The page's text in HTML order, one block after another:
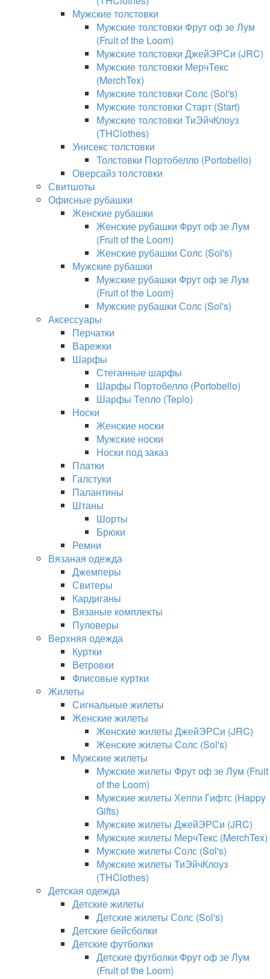
Мужские толстовки
Мужские толстовки Фрут оф зе Лум
(Fruit of the Loom)
Мужские толстовки ДжейЭРСи (JRC)
Мужские толстовки МерчТекс
(MerchTex)
Мужские толстовки Солс (Sol's)
Мужские толстовки Старт (Start)
Мужские толстовки ТиЭйчКлоуз
(THClothes)
Унисекс толстовки
Толстовки Портобелло (Portobello)
Оверсайз толстовки
Свитшоты
Офисные рубашки
Женские рубашки
Женские рубашки Фрут оф зе Лум
(Fruit of the Loom)
Женские рубашки Солс (Sol's)
Мужские рубашки
Мужские рубашки Фрут оф зе Лум
(Fruit of the Loom)
Мужские рубашки Солс (Sol's)
Аксессуары
Перчатки
Варежки
Шарфы
Стеганные шарфы
Шарфы Портобелло (Portobello)
Шарфы Тепло (Teplo)
Носки
Женские носки
Мужские носки
Носки под заказ
Платки
Галстуки
Палантины
Штаны
Шорты
Брюки
Ремни
Вязаная одежда
Джемперы
Свитеры
Кардиганы
Вязаные комплекты
Пуловеры
Верхняя одежда
Куртки
Ветровки
Флисовые куртки
Жилеты
Сигнальные жилеты
Женские жилеты
Женские жилеты ДжейЭРСи (JRC)
Женские жилеты Солс (Sol's)
Мужские жилеты
Мужские жилеты Фрут оф зе Лум (Fruit
of the Loom)
Мужские жилеты Хеппи Гифтс (Happy
Gifts)
Мужские жилеты ДжейЭРСи (JRC)
Мужские жилеты МерчТекс (MerchTex)
Мужские жилеты Солс (Sol's)
Мужские жилеты ТиЭйчКлоуз
(THClothes)
Детская одежда
Детские жилеты
Детские жилеты Солс (Sol's)
Детские бейсболки
Детские футболки
Детские футболки Фрут оф зе Лум
(Fruit of the Loom)